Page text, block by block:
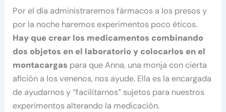
Por el día administraremos fármacos a los presos y
por la noche haremos experimentos poco éticos.
Hay que crear los medicamentos combinando
dos objetos en el laboratorio y colocarlos en el
montacargas para que Anna, una monja con cierta
afición a los venenos, nos ayude. Ella es la encargada
de ayudarnos y “facilitarnos” sujetos para nuestros
experimentos alterando la medicación.